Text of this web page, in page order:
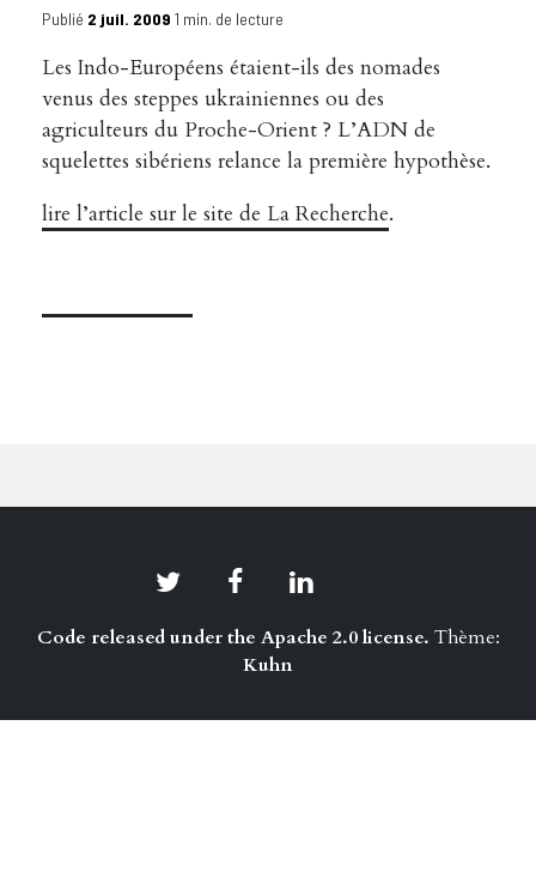
Publié 2 juil. 20091 min. de lecture
Les Indo-Européens étaient-ils des nomades
venus des steppes ukrainiennes ou des
agriculteurs du Proche-Orient ? L’ADN de
squelettes sibériens relance la première hypothèse.
lire l’article sur le site de La Recherche.
Code released under the Apache 2.0 license. Thème:
Kuhn